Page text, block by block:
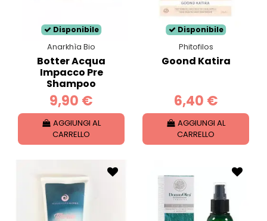
Disponibile
Anarkhìa Bio
Botter Acqua
Impacco Pre
Shampoo
9,90 €
AGGIUNGI AL
CARRELLO
Disponibile
Phitofilos
Goond Katira
6,40 €
AGGIUNGI AL
CARRELLO